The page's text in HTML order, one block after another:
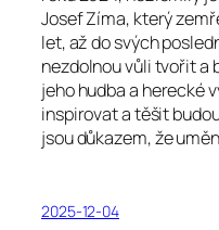
Josef Zíma, který
let, až do svých
nezdolnou vůli tvořit a
jeho hudba a herecké
inspirovat a těšit
jsou důkazem, že
2025-12-04